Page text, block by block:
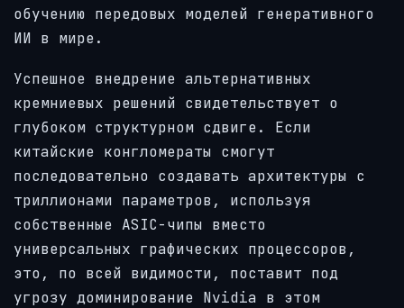
обучению передовых моделей генеративного
ИИ в мире.
Успешное внедрение альтернативных
кремниевых решений свидетельствует о
глубоком структурном сдвиге. Если
китайские конгломераты смогут
последовательно создавать архитектуры с
триллионами параметров, используя
собственные ASIC-чипы вместо
универсальных графических процессоров,
это, по всей видимости, поставит под
угрозу доминирование Nvidia в этом